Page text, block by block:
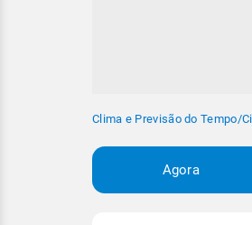
Clima e Previsão do Tempo/
Agora